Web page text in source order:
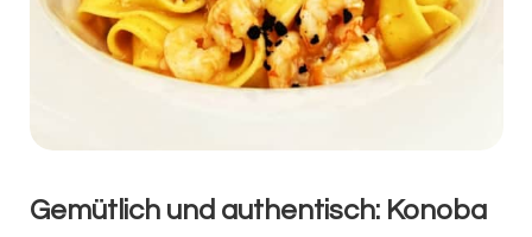
Gemütlich und authentisch: Konoba